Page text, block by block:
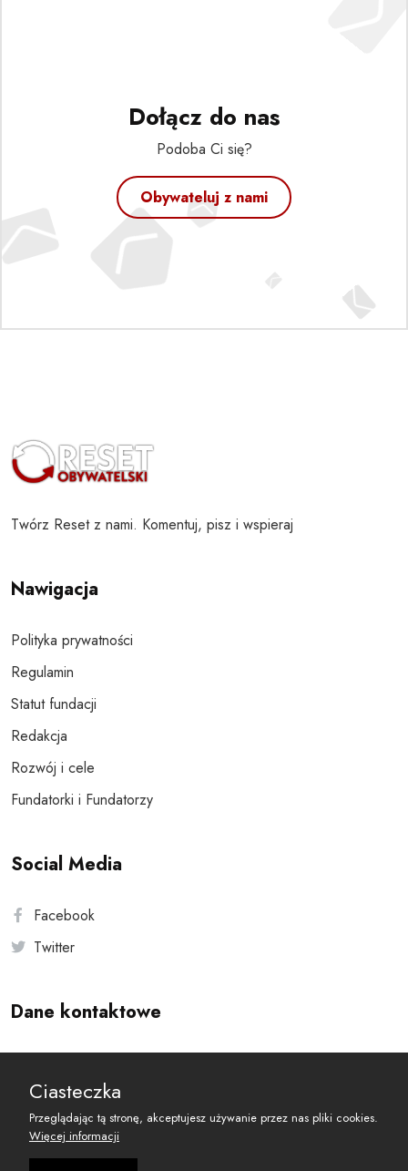
Dołącz do nas
Podoba Ci się?
Obywateluj z nami
Twórz Reset z nami. Komentuj, pisz i wspieraj
Nawigacja
Polityka prywatności
Regulamin
Statut fundacji
Redakcja
Rozwój i cele
Fundatorki i Fundatorzy
Social Media
Facebook
Twitter
Dane kontaktowe
reset@resetobywatelski.pl
Ciasteczka
Przeglądając tą stronę, akceptujesz używanie przez nas pliki cookies.
Więcej informacji